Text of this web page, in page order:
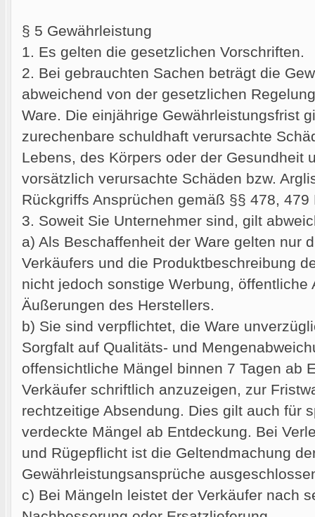
§ 5 Gewährleistung
1. Es gelten die gesetzlichen Vorschriften.
2. Bei gebrauchten Sachen beträgt die
abweichend von der gesetzlichen
Ware. Die einjährige Gewährleistungsfrist
zurechenbare schuldhaft verursachte
Lebens, des Körpers oder der Gesundheit
vorsätzlich verursachte Schäden bzw.
Rückgriffs Ansprüchen gemäß §§ 478, 479
3. Soweit Sie Unternehmer sind, gilt
a) Als Beschaffenheit der Ware gelten nur
Verkäufers und die Produktbeschreibung
nicht jedoch sonstige Werbung, öffentliche
Äußerungen des Herstellers.
b) Sie sind verpflichtet, die Ware
Sorgfalt auf Qualitäts- und
offensichtliche Mängel binnen 7 Tagen ab
Verkäufer schriftlich anzuzeigen, zur
rechtzeitige Absendung. Dies gilt auch für
verdeckte Mängel ab Entdeckung. Bei
und Rügepflicht ist die Geltendmachung
Gewährleistungsansprüche
c) Bei Mängeln leistet der Verkäufer nach